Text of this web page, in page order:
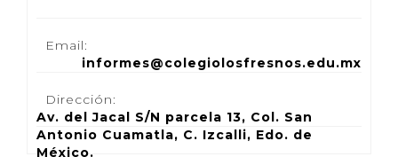
Email:
informes@colegiolosfresnos.edu.mx
Dirección:
Av. del Jacal S/N parcela 13, Col. San
Antonio Cuamatla, C. Izcalli, Edo. de
México.